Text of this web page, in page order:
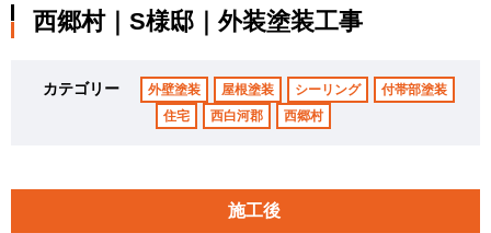
西郷村｜S様邸｜外装塗装工事
カテゴリー 外壁塗装 屋根塗装 シーリング
付帯部塗装
住宅
西白河郡 西郷村
施工後